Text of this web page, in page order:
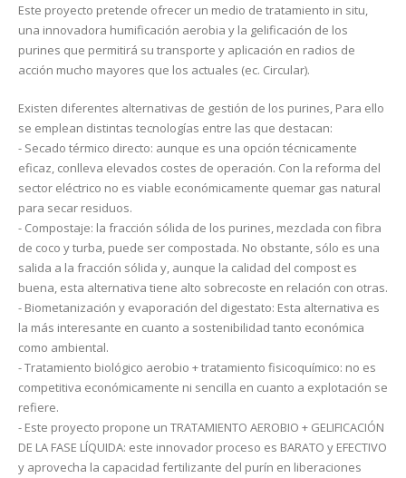
Este proyecto pretende ofrecer un medio de tratamiento in situ,
una innovadora humificación aerobia y la gelificación de los
purines que permitirá su transporte y aplicación en radios de
acción mucho mayores que los actuales (ec. Circular).
Existen diferentes alternativas de gestión de los purines, Para ello
se emplean distintas tecnologías entre las que destacan:
- Secado térmico directo: aunque es una opción técnicamente
eficaz, conlleva elevados costes de operación. Con la reforma del
sector eléctrico no es viable económicamente quemar gas natural
para secar residuos.
- Compostaje: la fracción sólida de los purines, mezclada con fibra
de coco y turba, puede ser compostada. No obstante, sólo es una
salida a la fracción sólida y, aunque la calidad del compost es
buena, esta alternativa tiene alto sobrecoste en relación con otras.
- Biometanización y evaporación del digestato: Esta alternativa es
la más interesante en cuanto a sostenibilidad tanto económica
como ambiental.
- Tratamiento biológico aerobio + tratamiento fisicoquímico: no es
competitiva económicamente ni sencilla en cuanto a explotación se
refiere.
- Este proyecto propone un TRATAMIENTO AEROBIO + GELIFICACIÓN
DE LA FASE LÍQUIDA: este innovador proceso es BARATO y EFECTIVO
y aprovecha la capacidad fertilizante del purín en liberaciones